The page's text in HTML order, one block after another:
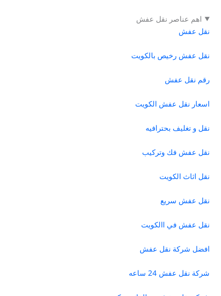
اهم عناصر نقل عفش
نقل عفش
نقل عفش رخيص بالكويت
رقم نقل عفش
اسعار نقل عفش الكويت
نقل و تغليف بحترافيه
نقل عفش فك وتركيب
نقل اثاث الكويت
نقل عفش سريع
نقل عفش في االكويت
افضل شركة نقل عفش
شركة نقل عفش 24 ساعه